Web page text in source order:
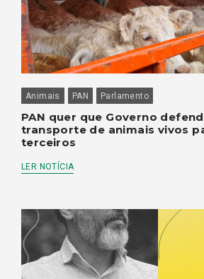
Animais PAN Parlamento
PAN quer que Governo
transporte de animais vivos
terceiros
LER NOTÍCIA